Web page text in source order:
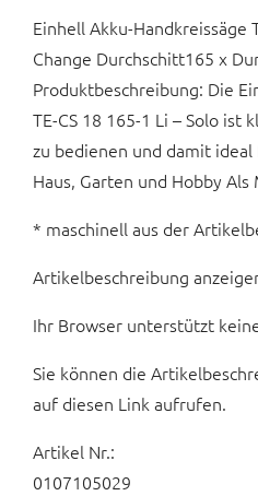
Einhell Akku-Handkreissäge
Change Durchschitt165 x
Produktbeschreibung: Die
TE-CS 18 165-1 Li – Solo ist
zu bedienen und damit
Haus, Garten und Hobby
* maschinell aus der
Artikelbeschreibung
Ihr Browser unterstützt
Sie können die
auf diesen Link aufrufen.
Artikel Nr.:
0107105029